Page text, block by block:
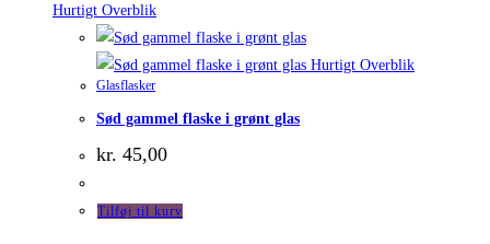
Hurtigt Overblik
Hurtigt Overblik
Glasflasker
Sød gammel flaske i grønt glas
kr. 45,00
Tilføj til kurv